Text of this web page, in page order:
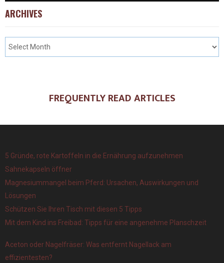
ARCHIVES
FREQUENTLY READ ARTICLES
5 Gründe, rote Kartoffeln in die Ernährung aufzunehmen
Sahnekapseln öffner
Magnesiummangel beim Pferd: Ursachen, Auswirkungen und
Lösungen
Schützen Sie Ihren Tisch mit diesen 5 Tipps
Mit dem Kind ins Freibad: Tipps für eine angenehme Planschzeit
Aceton oder Nagelfräser: Was entfernt Nagellack am
effizientesten?